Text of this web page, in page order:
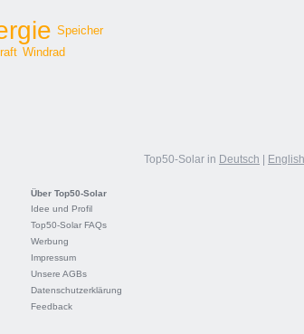
Speicher
Windrad
Top50-Solar in Deutsch English
Über Top50-Solar
Idee und Profil
Top50-Solar FAQs
Werbung
Impressum
Unsere AGBs
Datenschutzerklärung
Feedback